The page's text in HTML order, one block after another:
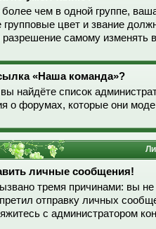
чем в одной группе,
групповые цвет и звание
разрешение самому
«Наша команда»?
найдёте список
о форумах, которые они
личные сообщения!
тремя причинами: вы
отправку личных
с администратором